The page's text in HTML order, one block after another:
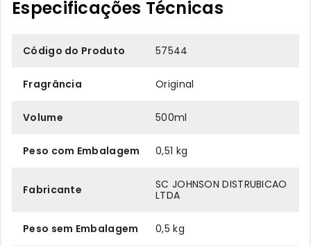
Especificações Técnicas
Código do Produto 57544
Fragrância Original
Volume 500ml
Peso com Embalagem 0,51 kg
Fabricante
SC JOHNSON DISTRUBICAO
LTDA
Peso sem Embalagem 0,5 kg